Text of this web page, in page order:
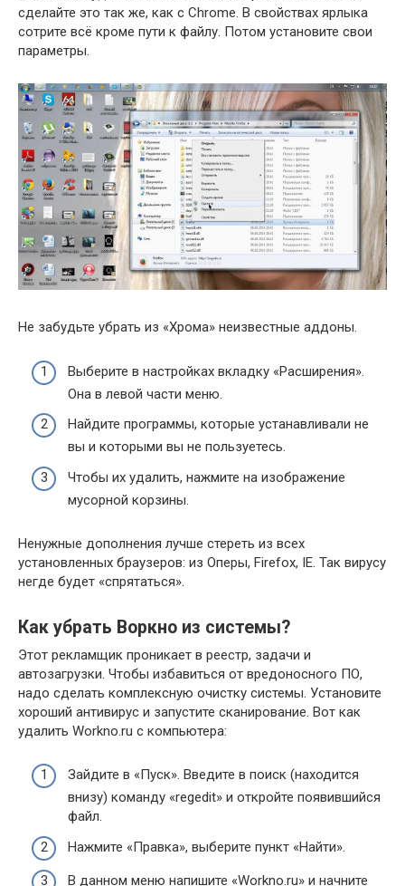
сделайте это так же, как с Chrome. В свойствах ярлыка
сотрите всё кроме пути к файлу. Потом установите свои
параметры.
Не забудьте убрать из «Хрома» неизвестные аддоны.
Выберите в настройках вкладку «Расширения».
Она в левой части меню.
Найдите программы, которые устанавливали не
вы и которыми вы не пользуетесь.
Чтобы их удалить, нажмите на изображение
мусорной корзины.
Ненужные дополнения лучше стереть из всех
установленных браузеров: из Оперы, Firefox, IE. Так вирусу
негде будет «спрятаться».
Как убрать Воркно из системы?
Этот рекламщик проникает в реестр, задачи и
автозагрузки. Чтобы избавиться от вредоносного ПО,
надо сделать комплексную очистку системы. Установите
хороший антивирус и запустите сканирование. Вот как
удалить Workno.ru с компьютера:
Зайдите в «Пуск». Введите в поиск (находится
внизу) команду «regedit» и откройте появившийся
файл.
Нажмите «Правка», выберите пункт «Найти».
В данном меню напишите «Workno.ru» и начните